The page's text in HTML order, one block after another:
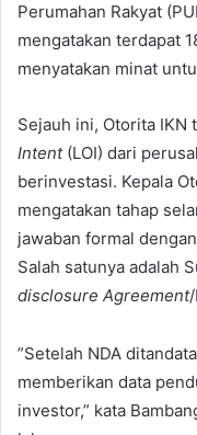
Perumahan Rakyat
mengatakan terdapat
menyatakan minat
Sejauh ini, Otorita IKN
Intent(LOI) dari
berinvestasi. Kepala
mengatakan tahap
jawaban formal
Salah satunya adalah
disclosure Agreement/
”Setelah NDA
memberikan data
investor,” kata